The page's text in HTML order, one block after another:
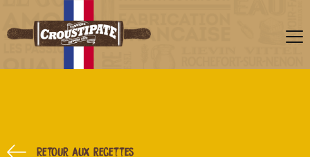
Retour aux recettes